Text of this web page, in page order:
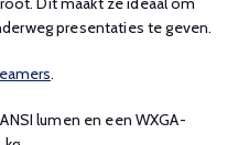
presentaties te geven.
.
lumen en een WXGA-